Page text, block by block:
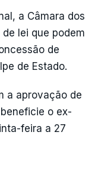
a Câmara dos
lei que podem
de
de Estado.
a aprovação de
o ex-
feira a 27